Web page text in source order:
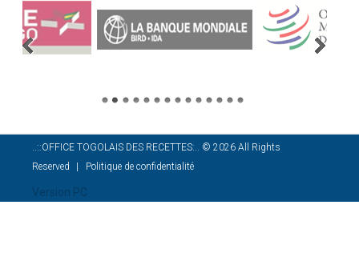
..::OFFICE TOGOLAIS DES RECETTES:.. © 2026 All Rights
Reserved
Politique de confidentialité
Version PC